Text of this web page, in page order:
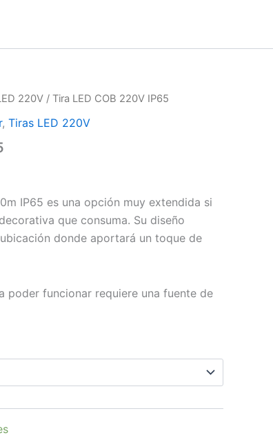
220V / Tira LED COB 220V IP65
, Tiras LED 220V
IP65 es una opción muy extendida si
que consuma. Su diseño
donde aportará un toque de
poder funcionar requiere una fuente de